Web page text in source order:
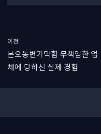
이전
본오동변기막힘 무책임한 업
체에 당하신 실제 경험